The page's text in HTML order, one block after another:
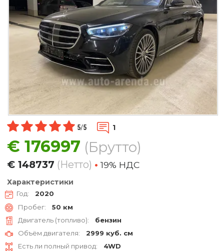
5/5 1
€ 176997 (Брутто)
€ 148737 (Нетто) • 19% НДC
Характеристики
Год:
2020
Пробег:
50 км
Двигатель (топливо):
бензин
Объём двигателя:
2999 куб. см
Есть ли полный привод:
4WD